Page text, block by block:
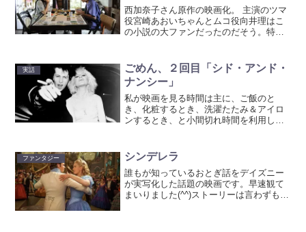
西加奈子さん原作の映画化。 主演のツマ
役宮崎あおいちゃんとムコ役向井理はこ
の小説の大ファンだったのだそう。特に
ン。というだけあって、ほんとに繊細な
ツマの心の移り変わりを...
実話
ごめん、２回目「シド・アンド・
ナンシー」
私が映画を見る時間は主に、ご飯のと
き、化粧するとき、洗濯たたみ＆アイロ
ンするとき、と小間切れ時間を利用して
ました＞＜前回のブログはこちらセック
ス・ピストルズの生い立ちを...
ファンタジー シンデレラ
誰もが知っているおとぎ話をデイズニー
が実写化した話題の映画です。早速観て
まいりました(^^)ストーリーは言わずもが